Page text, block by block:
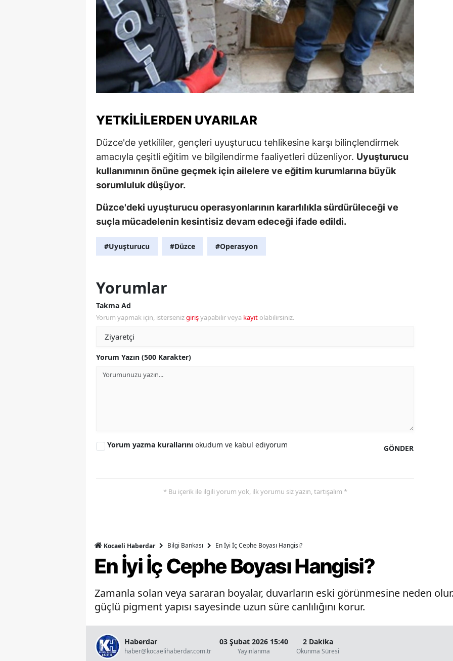
YETKILILERDEN UYARILAR
Düzce'de yetkililer, gençleri uyuşturucu tehlikesine karşı bilinçlendirmek
amacıyla çeşitli eğitim ve bilgilendirme faaliyetleri düzenliyor. Uyuşturucu
kullanımının önüne geçmek için ailelere ve eğitim kurumlarına büyük
sorumluluk düşüyor.
Düzce'deki uyuşturucu operasyonlarının kararlılıkla sürdürüleceği ve
suçla mücadelenin kesintisiz devam edeceği ifade edildi.
#Uyuşturucu #Düzce #Operasyon
Yorumlar
Takma Ad
Yorum yapmak için, istersenizgirişyapabilir veya kayıt olabilirsiniz.
Yorum Yazın (500 Karakter)
GÖNDER
Yorum yazma kurallarını okudum ve kabul ediyorum
* Bu içerik ile ilgili yorum yok, ilk yorumu siz yazın, tartışalım *
Kocaeli Haberdar Bilgi Bankası En İyi İç Cephe Boyası Hangisi?
En İyi İç Cephe Boyası Hangisi?
Zamanla solan veya sararan boyalar, duvarların eski görünmesine neden
güçlü pigment yapısı sayesinde uzun süre canlılığını korur.
Haberdar
haber@kocaelihaberdar.com.tr
03 Şubat 2026 15:40
Yayınlanma
2 Dakika
Okunma Süresi